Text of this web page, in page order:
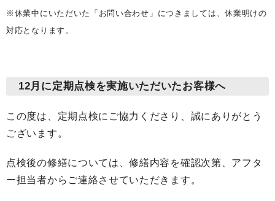
※休業中にいただいた「お問い合わせ」につきましては、休業明けの
対応となります。
12月に定期点検を実施いただいたお客様へ
この度は、定期点検にご協力くださり、誠にありがとう
ございます。
点検後の修繕については、修繕内容を確認次第、アフタ
ー担当者からご連絡させていただきます。